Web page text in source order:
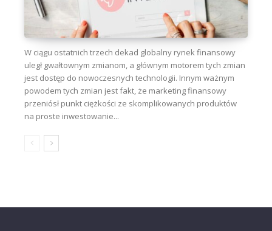
W ciągu ostatnich trzech dekad globalny rynek finansowy
uległ gwałtownym zmianom, a głównym motorem tych zmian
jest dostęp do nowoczesnych technologii. Innym ważnym
powodem tych zmian jest fakt, że marketing finansowy
przeniósł punkt ciężkości ze skomplikowanych produktów
na proste inwestowanie...